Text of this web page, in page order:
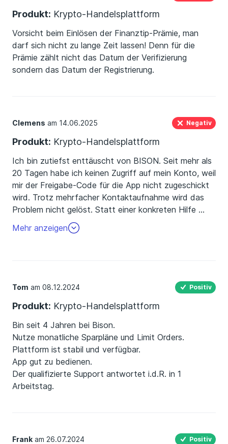
Produkt: Krypto-Handelsplattform
Vorsicht beim Einlösen der Finanztip-Prämie, man
darf sich nicht zu lange Zeit lassen! Denn für die
Prämie zählt nicht das Datum der Verifizierung
sondern das Datum der Registrierung.
Clemens am 14.06.2025 Negativ
Produkt: Krypto-Handelsplattform
Ich bin zutiefst enttäuscht von BISON. Seit mehr als
20 Tagen habe ich keinen Zugriff auf mein Konto, weil
mir der Freigabe-Code für die App nicht zugeschickt
wird. Trotz mehrfacher Kontaktaufnahme wird das
Problem nicht gelöst. Statt einer konkreten Hilfe …
bekomme ich nur Vertröstungen und Standardfloskeln
vom Support….
Für ein Unternehmen, das sich als seriös und deutsch
positioniert, ist das ein absolutes Armutszeugnis.
Inzwischen habe ich keinerlei Vertrauen mehr in den
Kundenservice und die Zuverlässigkeit der Plattform.
Besonders in sensiblen Bereichen wie Finanzen
erwarte ich Reaktionsgeschwindigkeit, Transparenz
und Lösungskompetenz – hier erlebe ich das
Gegenteil.
Mehr anzeigen
Tom am 08.12.2024 Positiv
Produkt: Krypto-Handelsplattform
Bin seit 4 Jahren bei Bison.
Nutze monatliche Sparpläne und Limit Orders.
Plattform ist stabil und verfügbar.
App gut zu bedienen.
Der qualifizierte Support antwortet i.d.R. in 1
Arbeitstag.
Frank am 26.07.2024 Positiv